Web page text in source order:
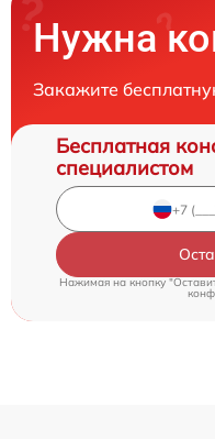
Нужна
Закажите
Бесплатная
специалистом
Нажимая на кнопку